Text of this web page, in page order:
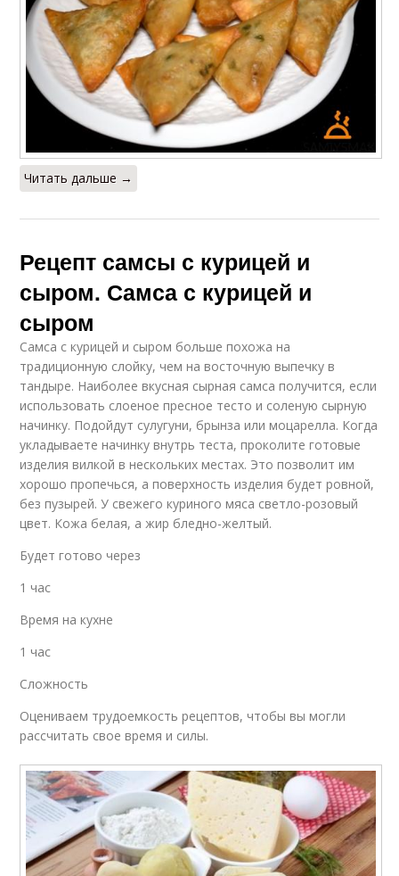
Читать дальше →
Рецепт самсы с курицей и
сыром. Самса с курицей и
сыром
Самса с курицей и сыром больше похожа на
традиционную слойку, чем на восточную выпечку в
тандыре. Наиболее вкусная сырная самса получится, если
использовать слоеное пресное тесто и соленую сырную
начинку. Подойдут сулугуни, брынза или моцарелла. Когда
укладываете начинку внутрь теста, проколите готовые
изделия вилкой в нескольких местах. Это позволит им
хорошо пропечься, а поверхность изделия будет ровной,
без пузырей. У свежего куриного мяса светло-розовый
цвет. Кожа белая, а жир бледно-желтый.
Будет готово через
1 час
Время на кухне
1 час
Сложность
Оцениваем трудоемкость рецептов, чтобы вы могли
рассчитать свое время и силы.